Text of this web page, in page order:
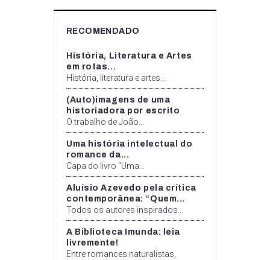
RECOMENDADO
História, Literatura e Artes
em rotas...
História, literatura e artes...
(Auto)imagens de uma
historiadora por escrito
O trabalho de João...
Uma história intelectual do
romance da...
Capa do livro "Uma...
Aluísio Azevedo pela crítica
contemporânea: “Quem...
Todos os autores inspirados...
A Biblioteca Imunda: leia
livremente!
Entre romances naturalistas,